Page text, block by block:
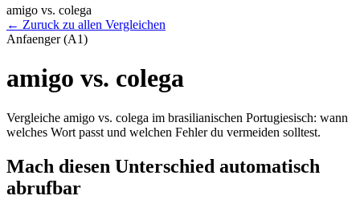
amigo vs. colega
← Zuruck zu allen Vergleichen
Anfaenger (A1)
amigo vs. colega
Vergleiche amigo vs. colega im brasilianischen Portugiesisch: wann
welches Wort passt und welchen Fehler du vermeiden solltest.
Mach diesen Unterschied automatisch
abrufbar